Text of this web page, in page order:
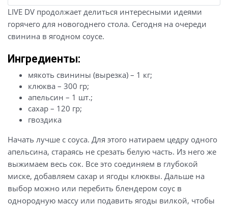
LIVE DV продолжает делиться интересными идеями
горячего для новогоднего стола. Сегодня на очереди
свинина в ягодном соусе.
Ингредиенты:
мякоть свинины (вырезка) – 1 кг;
клюква – 300 гр;
апельсин – 1 шт.;
сахар – 120 гр;
гвоздика
Начать лучше с соуса. Для этого натираем цедру одного
апельсина, стараясь не срезать белую часть. Из него же
выжимаем весь сок. Все это соединяем в глубокой
миске, добавляем сахар и ягоды клюквы. Дальше на
выбор можно или перебить блендером соус в
однородную массу или подавить ягоды вилкой, чтобы